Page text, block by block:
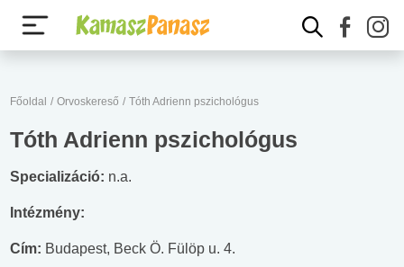
Főoldal / Orvoskereső / Tóth Adrienn pszichológus
Tóth Adrienn pszichológus
Specializáció: n.a.
Intézmény:
Cím: Budapest, Beck Ö. Fülöp u. 4.